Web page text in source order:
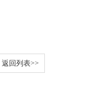
返回列表>>